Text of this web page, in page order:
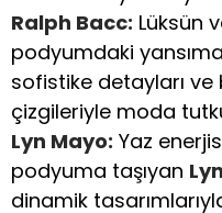
Ralph Bacc: Lüksün
podyumdaki
sofistike detayları
çizgileriyle moda
Lyn Mayo: Yaz
podyuma taşıyan
dinamik